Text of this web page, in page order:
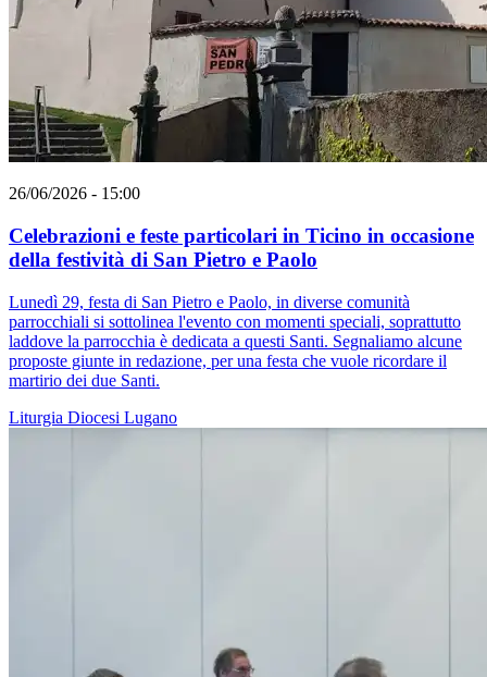
26/06/2026 - 15:00
Celebrazioni e feste particolari in Ticino in occasione
della festività di San Pietro e Paolo
Lunedì 29, festa di San Pietro e Paolo, in diverse comunità
parrocchiali si sottolinea l'evento con momenti speciali, soprattutto
laddove la parrocchia è dedicata a questi Santi. Segnaliamo alcune
proposte giunte in redazione, per una festa che vuole ricordare il
martirio dei due Santi.
Liturgia Diocesi Lugano